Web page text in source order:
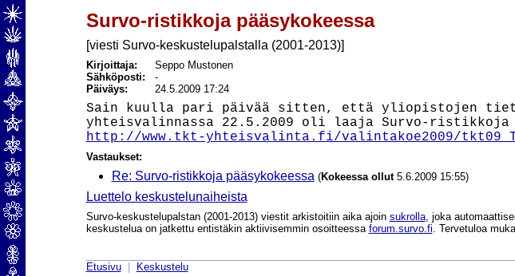
Survo-ristikkoja pääsykokeessa
[viesti Survo-keskustelupalstalla (2001-2013)]
Kirjoittaja:
Seppo Mustonen
Sähköposti: -
Päiväys:
24.5.2009 17:24
Sain kuulla pari päivää sitten, että yliopistojen
http://www.tkt-yhteisvalinta.fi/valintakoe2009/
Vastaukset:
Re: Survo-ristikkoja pääsykokeessa (Kokeessa ollut5.6.2009 15:55)
Luettelo keskustelunaiheista
Survo-keskustelupalstan (2001-2013) viestit arkistoitiin aika ajoin sukrolla, joka
keskustelua on jatkettu entistäkin aktiivisemmin osoitteessa forum.survo.fi. Tervetuloa
Etusivu| Keskustelu